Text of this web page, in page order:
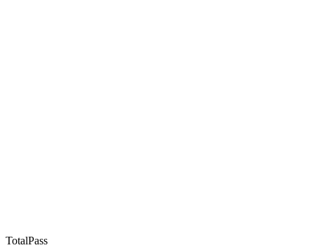
TotalPass